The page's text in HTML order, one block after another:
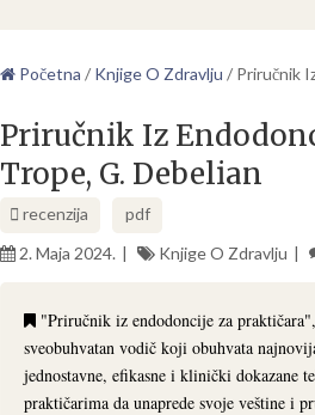
Početna / Knjige O Zdravlju / Priručnik
Priručnik Iz
Trope, G. Debelian
recenzija
pdf
2. Maja 2024.
Knjige O Zdravlju
"Priručnik iz endodoncije za
sveobuhvatan vodič koji obuhvata
jednostavne, efikasne i klinički dokazane
praktičarima da unaprede svoje veštine i